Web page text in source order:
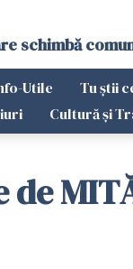
schimbă
Utile Tu știi
Cultură și
de